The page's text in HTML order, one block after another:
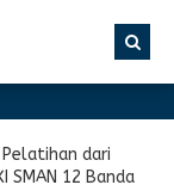
Pelatihan dari
SMAN 12 Banda